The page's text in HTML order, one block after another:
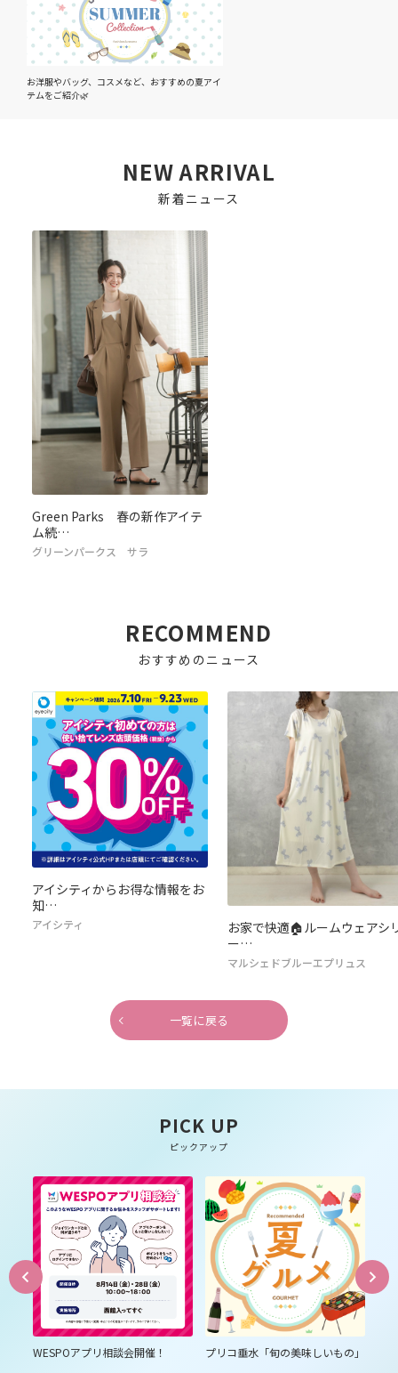
お洋服やバッグ、コスメなど、おすすめの夏アイ
テムをご紹介🌿
NEW ARRIVAL
新着ニュース
Green Parks 春の新作アイテ
ム続…
グリーンパークス サラ
RECOMMEND
おすすめのニュース
アイシティからお得な情報をお
知…
アイシティ
お家で快適🏠ルームウェアシ
ー…
マルシェドブルーエプリュス
一覧に戻る
PICK UP
ピックアップ
WESPOアプリ相談会開催！ プリコ垂水「旬の美味しいもの」